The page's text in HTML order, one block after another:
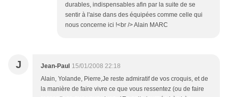
durables, indispensables afin par la suite de se
sentir à l'aise dans des équipées comme celle qui
nous concerne ici !<br /> Alain MARC
J Jean-Paul 15/01/2008 22:18
Alain, Yolande, Pierre,Je reste admiratif de vos croquis, et de
la manière de faire vivre ce que vous ressentez (ou de faire